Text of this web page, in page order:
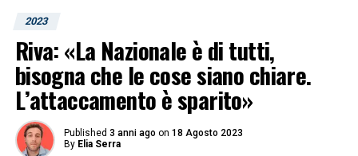
2023
Riva: «La Nazionale è di tutti,
bisogna che le cose siano chiare.
L’attaccamento è sparito»
Published 3 anni ago on 18 Agosto 2023
By Elia Serra